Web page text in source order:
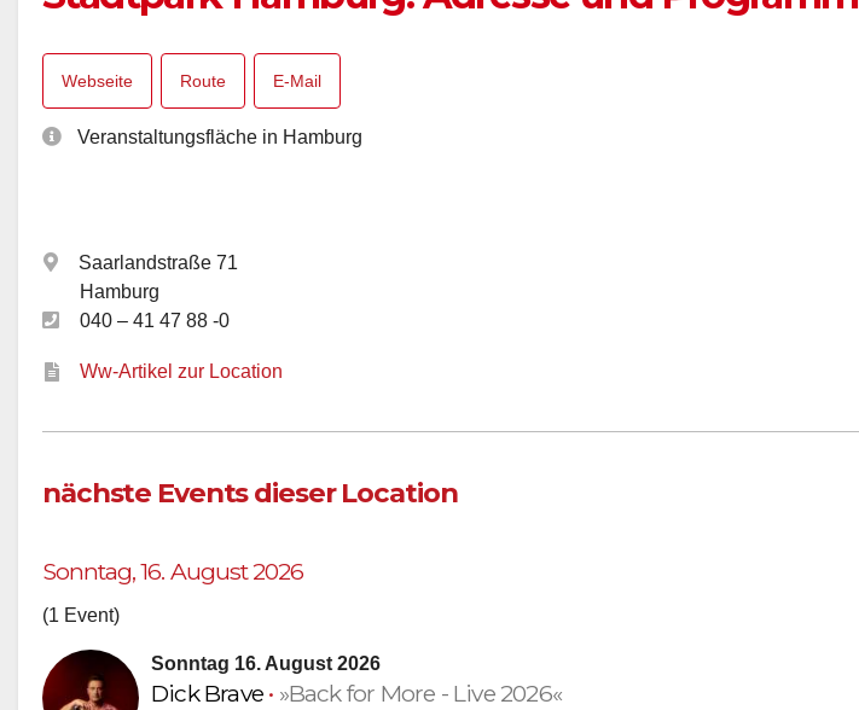
Webseite Route E-Mail
Veranstaltungsfläche in Hamburg
Saarlandstraße 71
Hamburg
040 – 41 47 88 -0
Ww-Artikel zur Location
nächste Events dieser Location
Sonntag, 16. August 2026
(1 Event)
Sonntag 16. August 2026
Dick Brave • »Back for More - Live 2026«